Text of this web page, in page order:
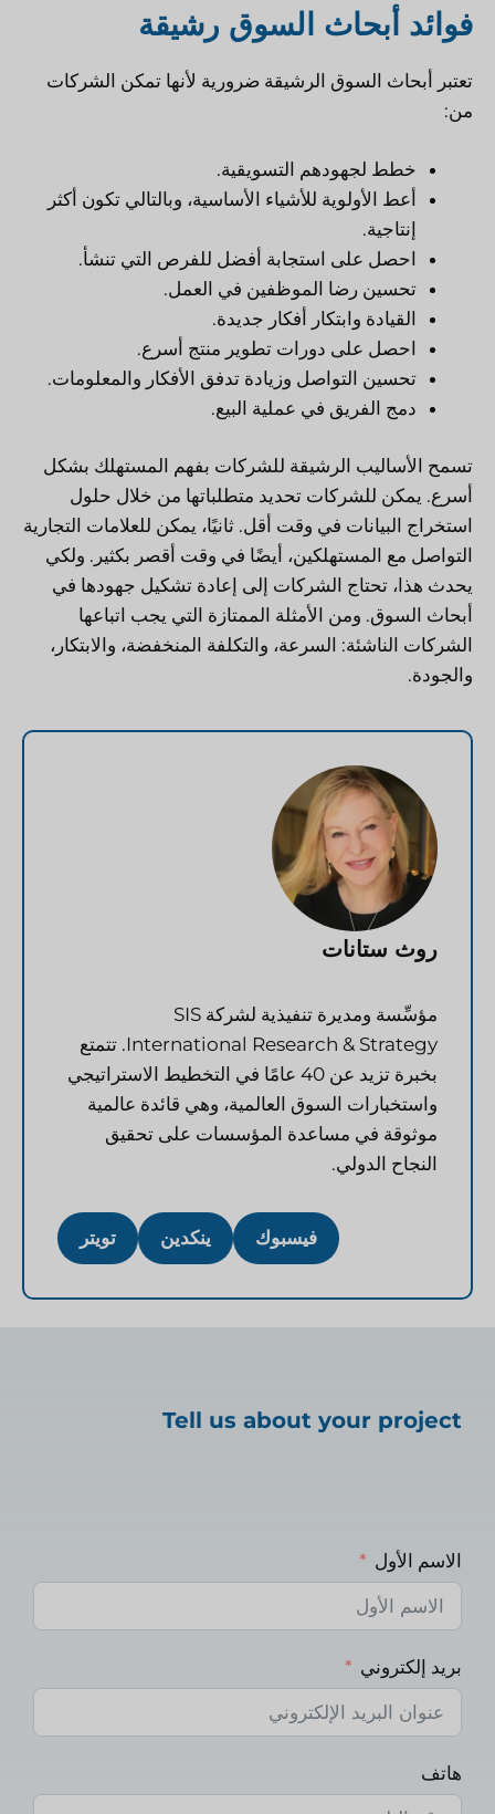
فوائد أبحاث السوق رشيقة
تعتبر أبحاث السوق الرشيقة ضرورية لأنها تمكن الشركات
من:
خطط لجهودهم التسويقية.
أعط الأولوية للأشياء الأساسية، وبالتالي تكون أكثر
إنتاجية.
احصل على استجابة أفضل للفرص التي تنشأ.
تحسين رضا الموظفين في العمل.
القيادة وابتكار أفكار جديدة.
احصل على دورات تطوير منتج أسرع.
تحسين التواصل وزيادة تدفق الأفكار والمعلومات.
دمج الفريق في عملية البيع.
تسمح الأساليب الرشيقة للشركات بفهم المستهلك بشكل
أسرع. يمكن للشركات تحديد متطلباتها من خلال حلول
استخراج البيانات في وقت أقل. ثانيًا، يمكن للعلامات التجارية
التواصل مع المستهلكين، أيضًا في وقت أقصر بكثير. ولكي
يحدث هذا، تحتاج الشركات إلى إعادة تشكيل جهودها في
أبحاث السوق. ومن الأمثلة الممتازة التي يجب اتباعها
الشركات الناشئة: السرعة، والتكلفة المنخفضة، والابتكار،
والجودة.
روث ستانات
مؤسِّسة ومديرة تنفيذية لشركة SIS
International Research & Strategy. تتمتع
بخبرة تزيد عن 40 عامًا في التخطيط الاستراتيجي
واستخبارات السوق العالمية، وهي قائدة عالمية
موثوقة في مساعدة المؤسسات على تحقيق
النجاح الدولي.
فيسبوك ينكدين تويتر
Tell us about your project
الاسم الأول
بريد إلكتروني
هاتف